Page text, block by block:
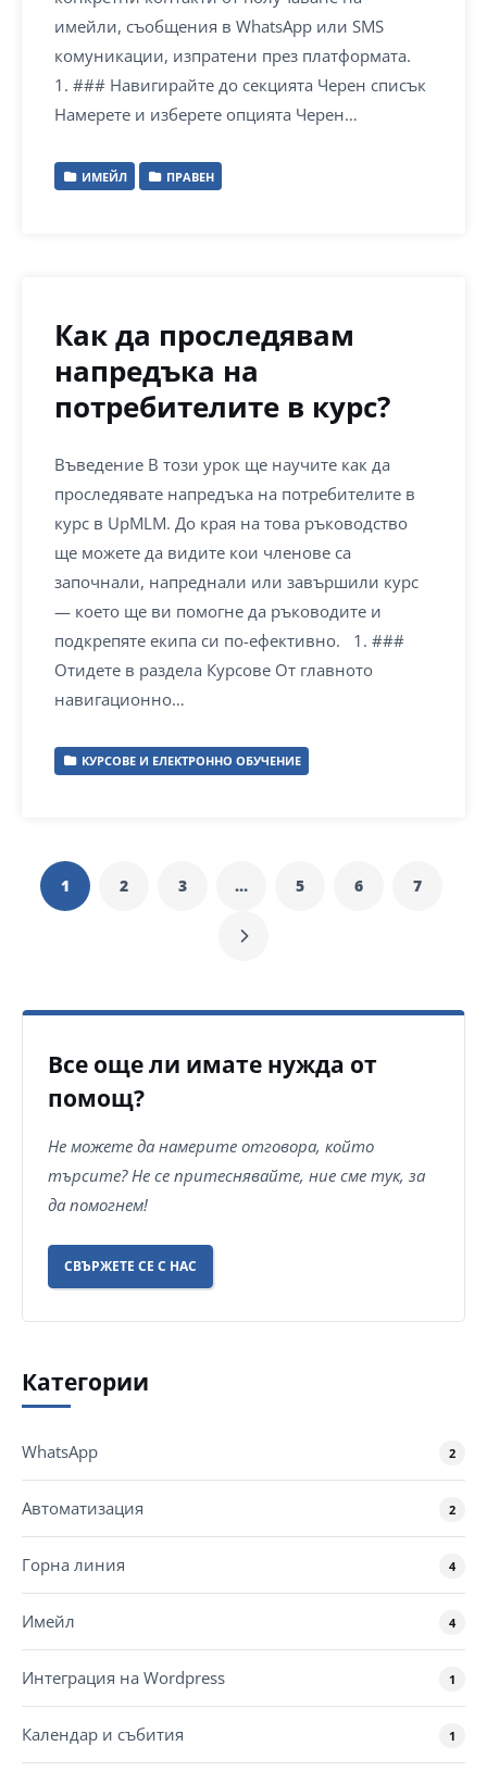
имейли, съобщения в WhatsApp или SMS
комуникации, изпратени през платформата.
1. ### Навигирайте до секцията Черен списък
Намерете и изберете опцията Черен…
ИМЕЙЛ ПРАВЕН
Как да проследявам
напредъка на
потребителите в курс?
Въведение В този урок ще научите как да
проследявате напредъка на потребителите в
курс в UpMLM. До края на това ръководство
ще можете да видите кои членове са
започнали, напреднали или завършили курс
— което ще ви помогне да ръководите и
подкрепяте екипа си по-ефективно. 1. ###
Отидете в раздела Курсове От главното
навигационно…
КУРСОВЕ И ЕЛЕКТРОННО ОБУЧЕНИЕ
1 2 3 … 5 6 7
Все още ли имате нужда от
помощ?
Не можете да намерите отговора, който
търсите? Не се притеснявайте, ние сме тук, за
да помогнем!
СВЪРЖЕТЕ СЕ С НАС
Категории
WhatsApp 2
Автоматизация 2
Горна линия 4
Имейл 4
Интеграция на Wordpress 1
Календар и събития 1